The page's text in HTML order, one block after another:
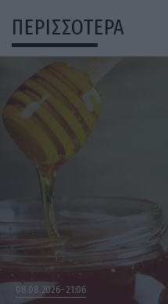
ΠΕΡΙΣΣΟΤΕΡΑ
08.08.2026 21:06